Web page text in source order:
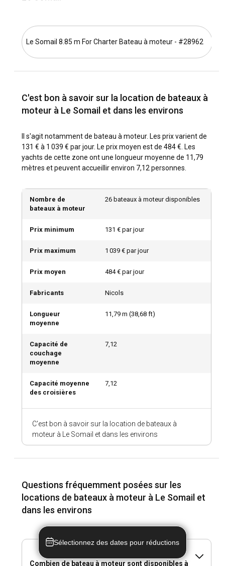
Le Somail 8.85 m For Charter Bateau à moteur - #28962
C'est bon à savoir sur la location de bateaux à
moteur à Le Somail et dans les environs
Il s'agit notamment de bateau à moteur. Les prix varient de
131 € à 1 039 € par jour. Le prix moyen est de 484 €. Les
yachts de cette zone ont une longueur moyenne de 11,79
mètres et peuvent accueillir environ 7,12 personnes.
C'est bon à savoir sur la location de bateaux à
moteur à Le Somail et dans les environs
Nombre de
bateaux à moteur
26 bateaux à moteur disponibles
Prix minimum 131 € par jour
Prix maximum 1 039 € par jour
Prix moyen 484 € par jour
Fabricants Nicols
Longueur
moyenne
11,79 m (38,68 ft)
Capacité de
couchage
moyenne
7,12
Capacité moyenne
des croisières
7,12
Questions fréquemment posées sur les
locations de bateaux à moteur à Le Somail et
dans les environs
Combien de bateau à moteur sont disponibles à
Sélectionnez des dates pour réductions